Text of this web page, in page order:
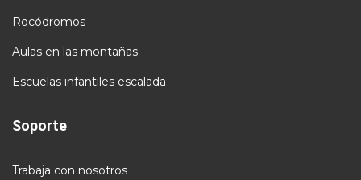
Rocódromos
Aulas en las montañas
Escuelas infantiles escalada
Soporte
Trabaja con nosotros